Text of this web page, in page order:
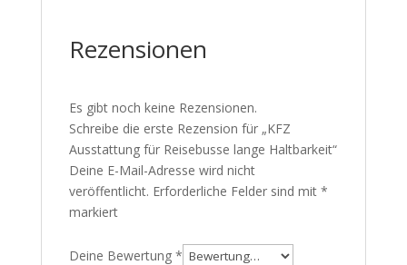
Rezensionen
Es gibt noch keine Rezensionen.
Schreibe die erste Rezension für „KFZ
Ausstattung für Reisebusse lange Haltbarkeit“
Deine E-Mail-Adresse wird nicht
veröffentlicht. Erforderliche Felder sind mit *
markiert
Deine Bewertung *